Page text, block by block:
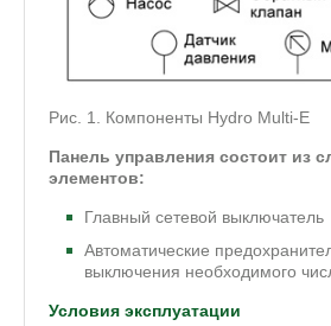
Рис. 1. Компоненты Hydro Multi-E
Панель управления состоит из
элементов:
Главный сетевой выключатель
Автоматические
выключения необходимого
Условия эксплуатации